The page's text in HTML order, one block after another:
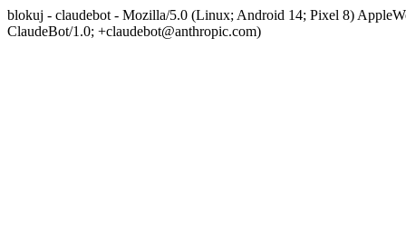
blokuj - claudebot - Mozilla/5.0 (Linux; Android 14; Pixel 8)
ClaudeBot/1.0; +claudebot@anthropic.com)